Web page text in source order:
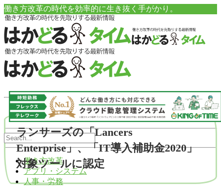
働き方改革の時代を効率的に生き抜く手がかり。
働き方改革
アプリ・システム
人事・労務
ランサーズの「Lancers
Enterprise」、「IT導入補助金2020」
対象ツールに認定